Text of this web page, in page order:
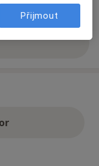
Přijmout